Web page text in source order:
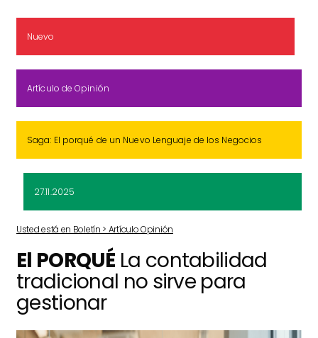
Nuevo
Artículo de Opinión
Saga: El porqué de un Nuevo Lenguaje de los Negocios
27.11.2025
Usted está en Boletín > Artículo Opinión
El PORQUÉ La contabilidad
tradicional no sirve para
gestionar